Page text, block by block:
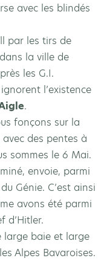
avec les blindés
par les tirs de
la ville de
les G.I.
l’existence
.
fonçons sur la
des pentes à
sommes le 6 Mai.
envoie, parmi
Génie. C’est ainsi
avons été parmi
d’Hitler.
large baie et large
Alpes Bavaroises.